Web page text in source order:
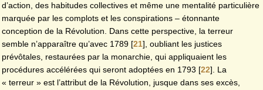
d’action, des habitudes collectives et même une mentalité particulière
marquée par les complots et les conspirations – étonnante
conception de la Révolution. Dans cette perspective, la terreur
semble n’apparaître qu’avec 1789 [21] , oubliant les justices
prévôtales, restaurées par la monarchie, qui appliquaient les
procédures accélérées qui seront adoptées en 1793 [22] . La
« terreur » est l’attribut de la Révolution, jusque dans ses excès,